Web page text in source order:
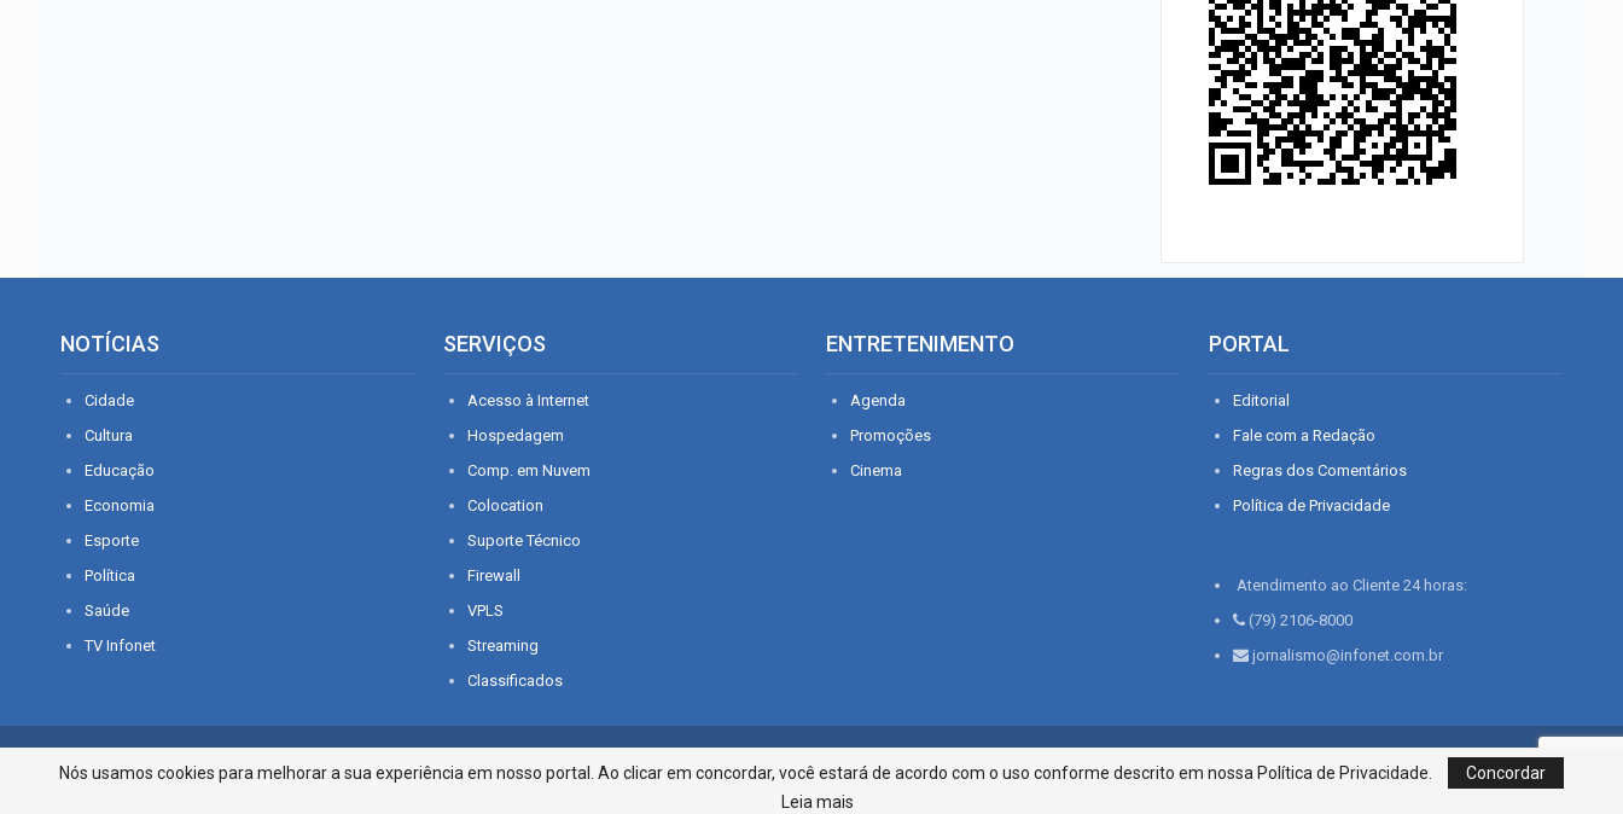
NOTÍCIAS
Cidade
Cultura
Educação
Economia
Esporte
Política
Saúde
TV Infonet
SERVIÇOS
Acesso à Internet
Hospedagem
Comp. em Nuvem
Colocation
Suporte Técnico
Firewall
VPLS
Streaming
Classificados
ENTRETENIMENTO
Agenda
Promoções
Cinema
PORTAL
Editorial
Fale com a Redação
Regras dos Comentários
Política de Privacidade
Atendimento ao Cliente 24 horas:
(79) 2106-8000
jornalismo@infonet.com.br
© 2026 - O que é notícia em Sergipe. Todos os direitos reservados.
Infonet - Rua Monsenhor Silveira 276, Bairro São José | Aracaju-SE, CEP 49015-030, Fone: 79.2106.8000 - CI
Centro de Informações LTDA
Nós usamos cookies para melhorar a sua experiência em nosso portal. Ao clicar em concordar, você estará de acordo com o uso conforme descrito em nossa Política de Privacidade.
Concordar
Leia mais